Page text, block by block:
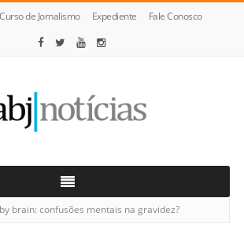
Curso de Jornalismo Expediente Fale Conosco
brain: confusões mentais na gravidez?